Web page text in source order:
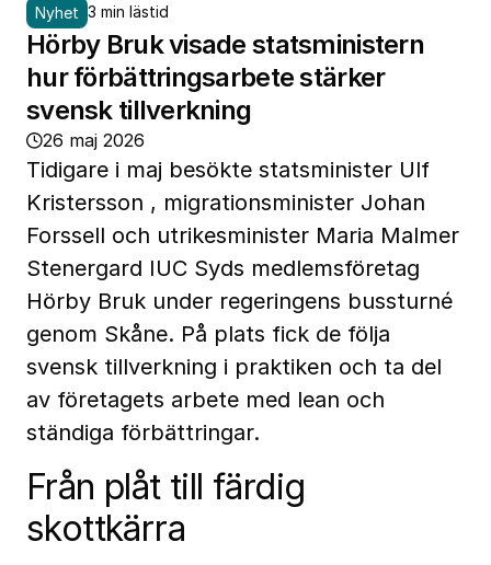
Nyhet 3 min lästid
Hörby Bruk visade statsministern
hur förbättringsarbete stärker
svensk tillverkning
26 maj 2026
Tidigare i maj besökte statsminister Ulf
Kristersson , migrationsminister Johan
Forssell och utrikesminister Maria Malmer
Stenergard IUC Syds medlemsföretag
Hörby Bruk under regeringens bussturné
genom Skåne. På plats fick de följa
svensk tillverkning i praktiken och ta del
av företagets arbete med lean och
ständiga förbättringar.
Från plåt till färdig
skottkärra